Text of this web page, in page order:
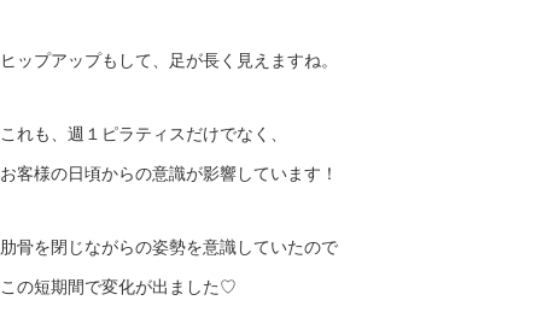
ヒップアップもして、足が長く見えますね。
これも、週１ピラティスだけでなく、
お客様の日頃からの意識が影響しています！
肋骨を閉じながらの姿勢を意識していたので
この短期間で変化が出ました♡